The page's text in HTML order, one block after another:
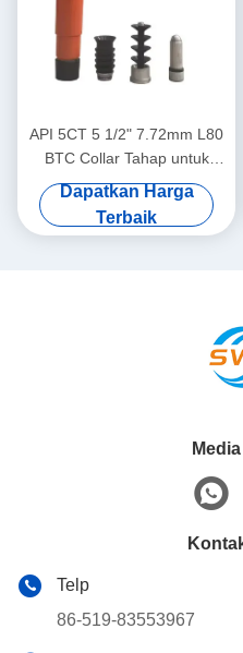
API 5CT 5 1/2" 7.72mm L80
BTC Collar Tahap untuk
Pengeboran Sumur Minyak
Dapatkan Harga
Terbaik
Telp
86-519-83553967